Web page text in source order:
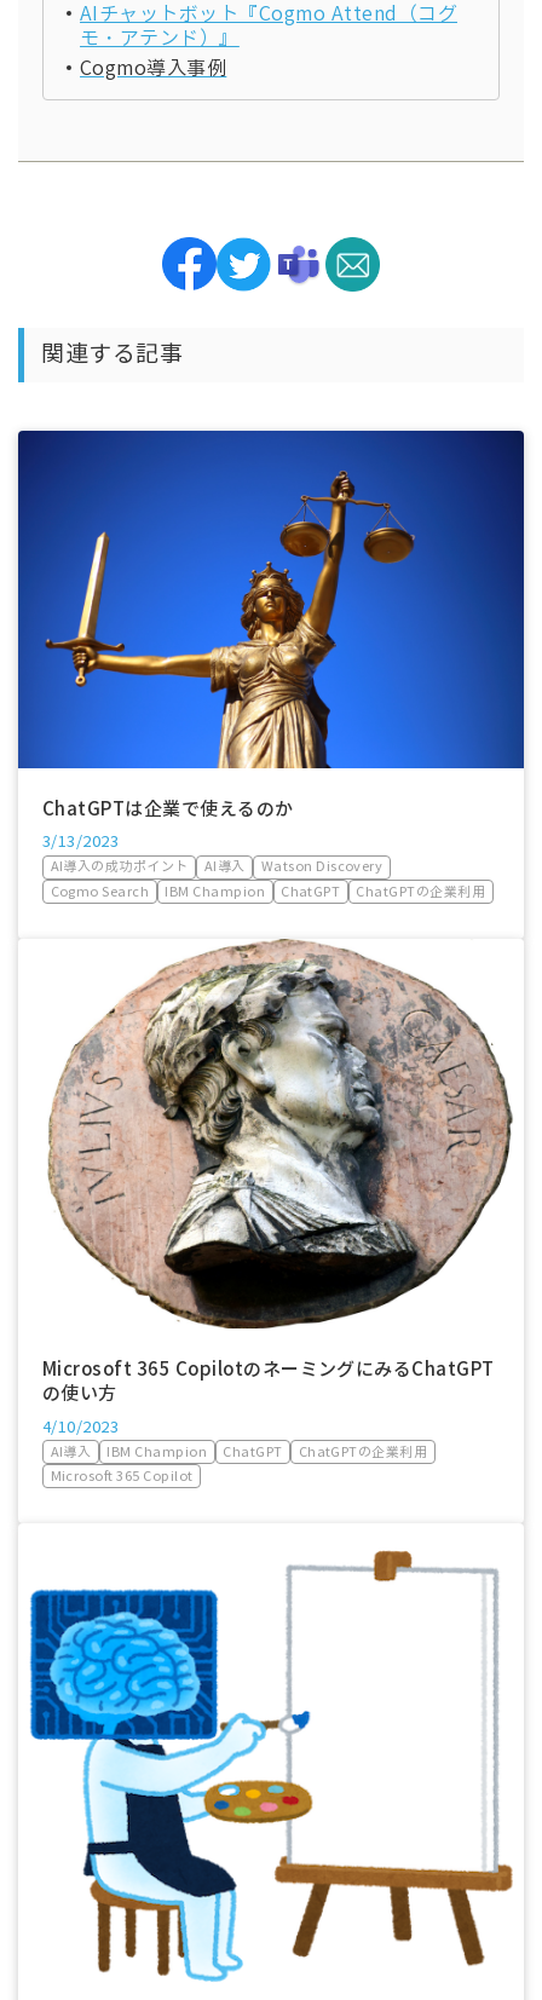
AIチャットボット『Cogmo Attend（コグ
モ・アテンド）』
Cogmo導入事例
関連する記事
ChatGPTは企業で使えるのか
3/13/2023
AI導入の成功ポイント AI導入
Watson Discovery
Cogmo Search
IBM Champion ChatGPT ChatGPTの企業利用
Microsoft 365 CopilotのネーミングにみるChatGPT
の使い方
4/10/2023
AI導入 IBM Champion ChatGPT
ChatGPTの企業利用
Microsoft 365 Copilot